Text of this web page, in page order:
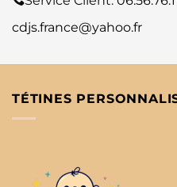
cdjs.france@yahoo.fr
TÉTINES